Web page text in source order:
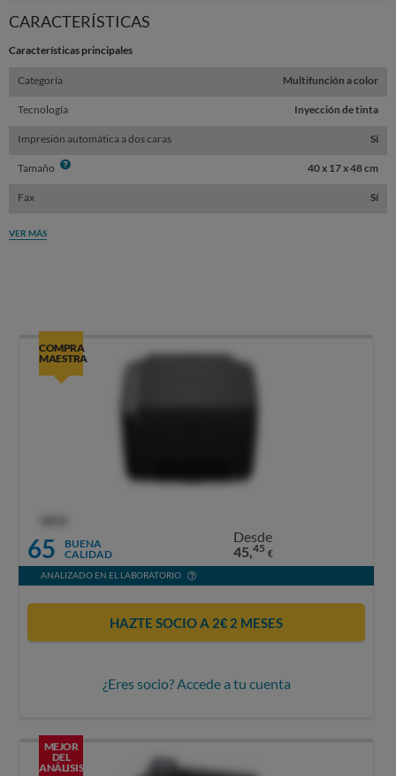
CARACTERÍSTICAS
Características principales
Categoría Multifunción a color
Tecnología Inyección de tinta
Impresión automática a dos caras Sí
Tamaño Info 40 x 17 x 48 cm
Fax Sí
VER MÁS
COMPRA
MAESTRA
65
BUENA
CALIDAD
Desde
45,45 €
ANALIZADO EN EL LABORATORIO
HAZTE SOCIO A 2€ 2 MESES
¿Eres socio? Accede a tu cuenta
MEJOR
DEL
ANÁLISIS